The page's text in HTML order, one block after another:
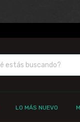
LO MÁS NUEVO